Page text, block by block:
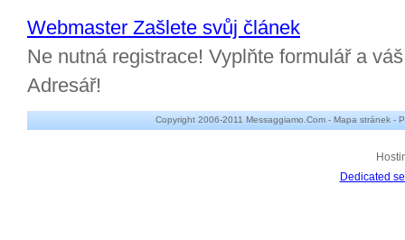
Webmaster Zašlete svůj článek
Ne nutná registrace! Vyplňte formulář a
Adresář!
Copyright 2006-2011 Messaggiamo.Com - Mapa stránek -
Dedicated